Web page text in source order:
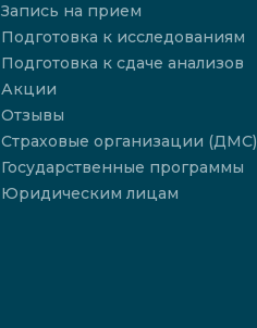
Запись на прием
Подготовка к исследованиям
Подготовка к сдаче анализов
Акции
Отзывы
Страховые организации (ДМС)
Государственные программы
Юридическим лицам